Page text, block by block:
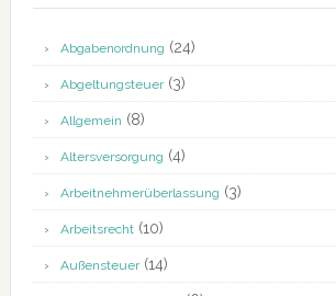
Abgabenordnung (24)
Abgeltungsteuer(3)
Allgemein (8)
Altersversorgung (4)
Arbeitnehmerüberlassung (3)
Arbeitsrecht(10)
Außensteuer(14)